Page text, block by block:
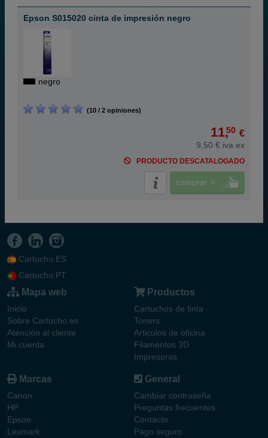
Epson S015020 cinta de impresión negro
negro
(10 / 2 opiniones)
11,50 €
9,50 € iva ex
PRODUCTO DESCATALOGADO
comprar >
Cartucho.ES
Cartucho.PT
Mapa web
Inicio
Sobre Cartucho.es
Atención al cliente
Mi cuenta
Productos
Cartuchos de tinta
Toners
Articulos de oficina
Filamentos 3D
Impresoras
Marcas
Canon
HP
Epson
Lexmark
General
Cambiar contraseña
Preguntas frecuentes
Contacto
Pago seguro